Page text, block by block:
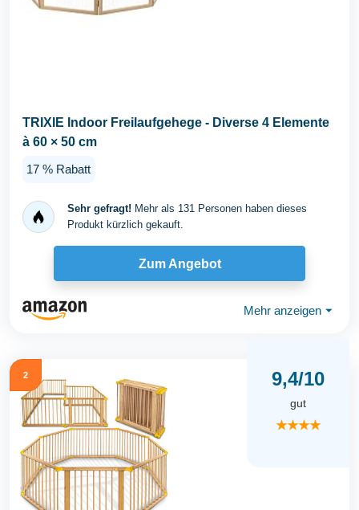
TRIXIE Indoor Freilaufgehege - Diverse 4 Elemente
à 60 × 50 cm
17 % Rabatt
Sehr gefragt! Mehr als 131 Personen haben dieses
Produkt kürzlich gekauft.
Zum Angebot
Mehr anzeigen ⏷
2 9,4/10
gut
★★★★